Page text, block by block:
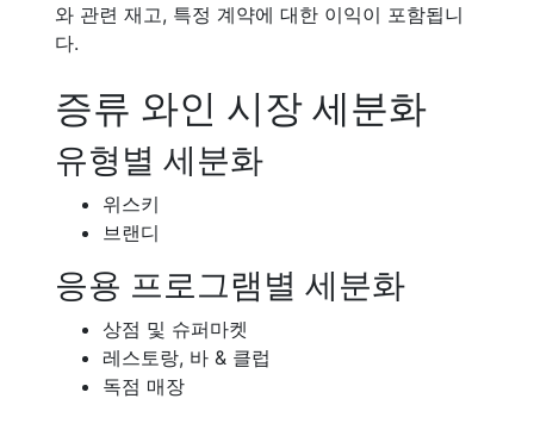
와 관련 재고, 특정 계약에 대한 이익이 포함됩니
다.
증류 와인 시장 세분화
유형별 세분화
위스키
브랜디
응용 프로그램별 세분화
상점 및 슈퍼마켓
레스토랑, 바 & 클럽
독점 매장